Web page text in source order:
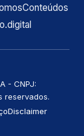
Conteúdos
- CNPJ:
reservados.
Disclaimer